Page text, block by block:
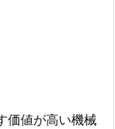
価値が高い機械